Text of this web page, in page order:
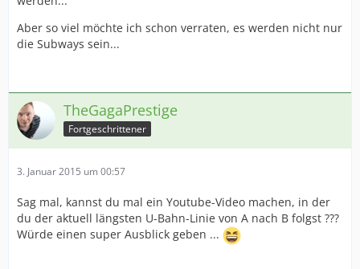
Aber so viel möchte ich schon verraten, es werden nicht nur
die Subways sein...
TheGagaPrestige
Fortgeschrittener
3. Januar 2015 um 00:57
Sag mal, kannst du mal ein Youtube-Video machen, in der
du der aktuell längsten U-Bahn-Linie von A nach B folgst ???
Würde einen super Ausblick geben ...